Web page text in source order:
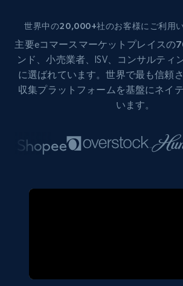
世界中の20,000+社のお客様にご利用
主要eコマース マーケットプレイスの
ンド、小売業者、ISV、コンサルティ
に選ばれています。世界で最も信頼
収集プラットフォームを基盤にネイ
います。